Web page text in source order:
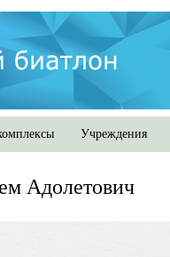
Учреждения
Адолетович